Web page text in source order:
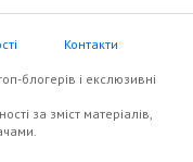
Контакти
блогерів i екслюзивнi
за зміст матеріалів,